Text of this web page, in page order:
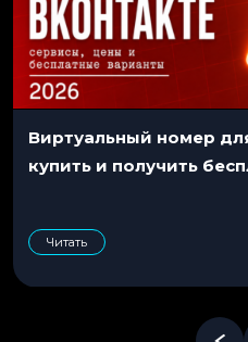
Виртуальный номер
купить и получить
Читать